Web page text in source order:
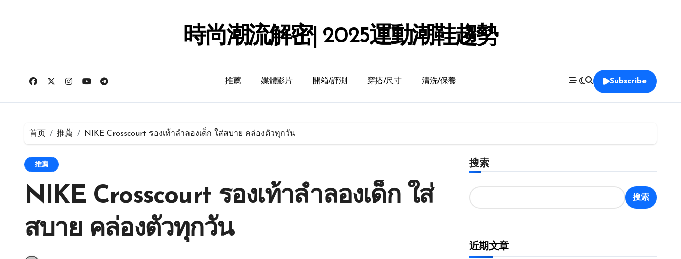
時尚潮流解密| 2025運動潮鞋趨勢
推薦 媒體影片 開箱/評測 穿搭/尺寸 清洗/保養 Subscribe
首页 推薦 NIKE Crosscourt รองเท้าลำลองเด็ก ใส่สบาย คล่องตัวทุกวัน
推薦
NIKE Crosscourt รองเท้าลำลองเด็ก ใส่
สบาย คล่องตัวทุกวัน
搜索
搜索
近期文章